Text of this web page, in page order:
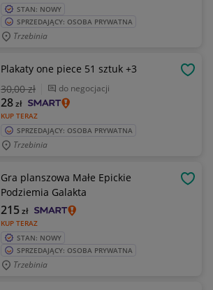
STAN: NOWY
SPRZEDAJĄCY: OSOBA PRYWATNA
Trzebinia
Plakaty one piece 51 sztuk +3
30,00 zł do negocjacji
KUP TERAZ
28zł
SPRZEDAJĄCY: OSOBA PRYWATNA
Trzebinia
Gra planszowa Małe Epickie
Podziemia Galakta
KUP TERAZ
215zł
STAN: NOWY
SPRZEDAJĄCY: OSOBA PRYWATNA
Trzebinia